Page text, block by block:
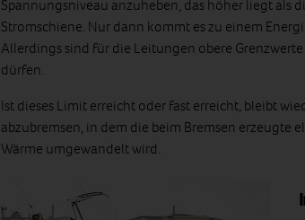
Spannungsniveau anzuheben, das höher liegt als
Stromschiene. Nur dann kommt es zu einem
Allerdings sind für die Leitungen obere
dürfen.
Ist dieses Limit erreicht oder fast erreicht, bleibt
abzubremsen, in dem die beim Bremsen erzeugte
Wärme umgewandelt wird.